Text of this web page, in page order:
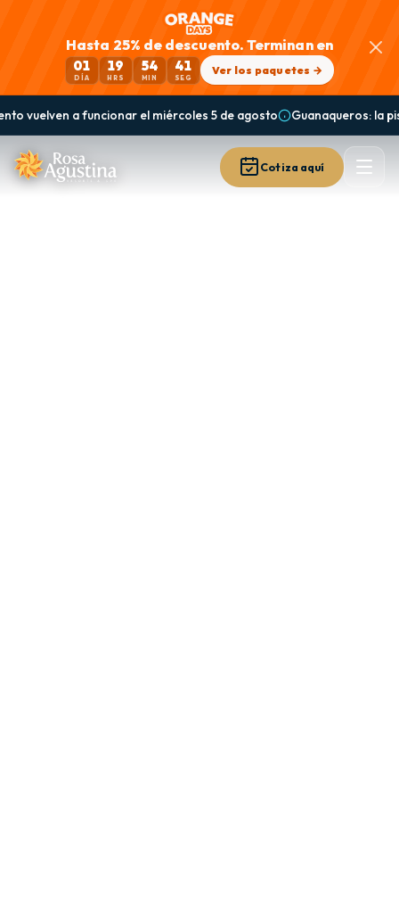
Hasta 25% de descuento. Terminan en
01
DÍA
19
HRS
54
MIN
40
SEG
Ver los paquetes →
a funcionar el miércoles 5 de agosto Guanaqueros: la piscina
Cotiza aquí